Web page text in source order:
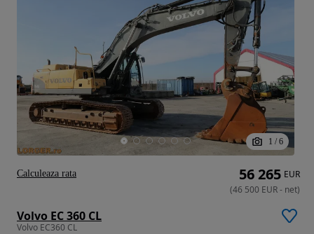
1 / 6
Volvo EC 360 CL
Volvo EC360 CL
56 265 EUR
(46 500 EUR- net)
Calculeaza rata